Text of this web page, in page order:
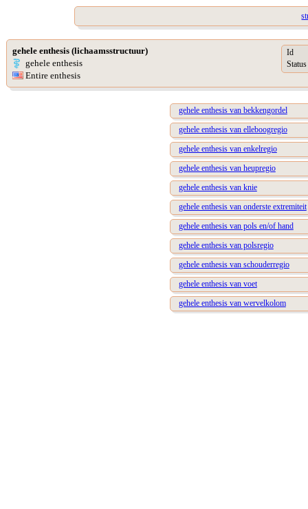
gehele enthesis (lichaamsstructuur)
gehele enthesis
Entire enthesis
Id
Status
gehele enthesis van bekkengordel
gehele enthesis van elleboogregio
gehele enthesis van enkelregio
gehele enthesis van heupregio
gehele enthesis van knie
gehele enthesis van onderste extremiteit
gehele enthesis van pols en/of hand
gehele enthesis van polsregio
gehele enthesis van schouderregio
gehele enthesis van voet
gehele enthesis van wervelkolom